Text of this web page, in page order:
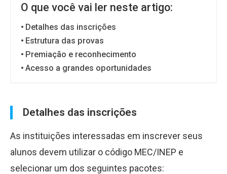
O que você vai ler neste artigo:
Detalhes das inscrições
Estrutura das provas
Premiação e reconhecimento
Acesso a grandes oportunidades
Detalhes das inscrições
As instituições interessadas em inscrever seus
alunos devem utilizar o código MEC/INEP e
selecionar um dos seguintes pacotes: